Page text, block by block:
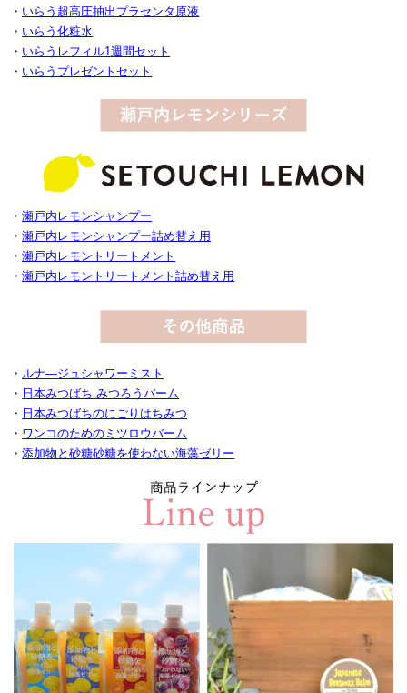
・ いらう超高圧抽出プラセンタ原液
・ いらう化粧水
・ いらうレフィル1週間セット
・ いらうプレゼントセット
・瀬戸内レモンシャンプー
・瀬戸内レモンシャンプー詰め替え用
・瀬戸内レモントリートメント
・瀬戸内レモントリートメント詰め替え用
・ ルナ―ジュシャワーミスト
・ 日本みつばち みつろうバーム
・ 日本みつばちのにごりはちみつ
・ ワンコのためのミツロウバーム
・添加物と砂糖砂糖を使わない海藻ゼリー